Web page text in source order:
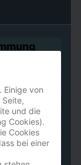
Einige von
und die
Cookies).
Cookies
bei einer